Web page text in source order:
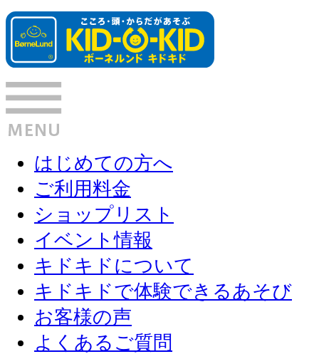
はじめての方へ
ご利用料金
ショップリスト
イベント情報
キドキドについて
キドキドで体験できるあそび
お客様の声
よくあるご質問